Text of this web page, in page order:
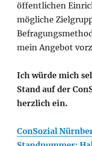
öffentlichen
mögliche
mein Angebot
Ich würde mich
Stand auf der
herzlich ein.
ConSozial